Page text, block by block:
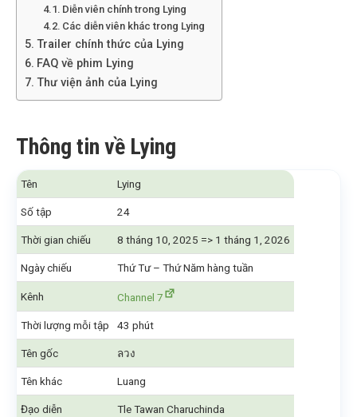
Diễn viên chính trong Lying
Các diễn viên khác trong Lying
Trailer chính thức của Lying
FAQ về phim Lying
Thư viện ảnh của Lying
Thông tin về Lying
Tên Lying
Số tập 24
Thời gian chiếu 8 tháng 10, 2025 => 1 tháng 1, 2026
Ngày chiếu Thứ Tư – Thứ Năm hàng tuần
Kênh Channel 7
Thời lượng mỗi tập 43 phút
Tên gốc ลวง
Tên khác Luang
Đạo diễn Tle Tawan Charuchinda